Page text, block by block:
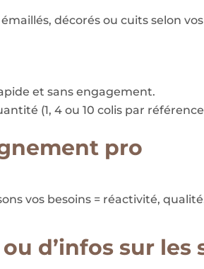
décorés ou cuits selon
et sans engagement.
(1, 4 ou 10 colis par
pro
vos besoins = réactivité,
d’infos sur les